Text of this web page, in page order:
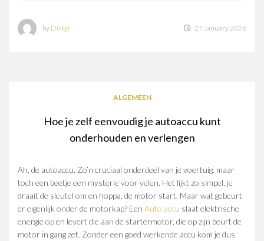
by Dirkje 27 January 2026
ALGEMEEN
Hoe je zelf eenvoudig je autoaccu kunt
onderhouden en verlengen
Ah, de autoaccu. Zo’n cruciaal onderdeel van je voertuig, maar
toch een beetje een mysterie voor velen. Het lijkt zo simpel, je
draait de sleutel om en hoppa, de motor start. Maar wat gebeurt
er eigenlijk onder de motorkap? Een Auto accu slaat elektrische
energie op en levert die aan de startermotor, die op zijn beurt de
motor in gang zet. Zonder een goed werkende accu kom je dus